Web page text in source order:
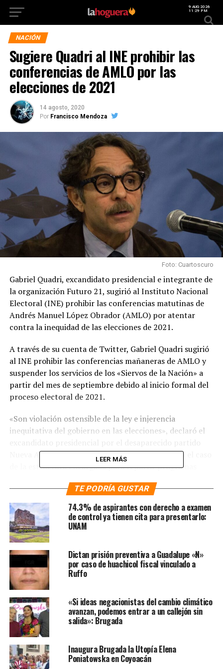
9 AUG 2026
11:29 PM
NACIÓN
Sugiere Quadri al INE prohibir las
conferencias de AMLO por las
elecciones de 2021
14 agosto, 2020
Por Francisco Mendoza
Foto: Cuartoscuro
Gabriel Quadri, excandidato presidencial e integrante de
la organización Futuro 21, sugirió al Instituto Nacional
Electoral (INE) prohibir las conferencias matutinas de
Andrés Manuel López Obrador (AMLO) por atentar
contra la inequidad de las elecciones de 2021.
A través de su cuenta de Twitter, Gabriel Quadri sugirió
al INE prohibir las conferencias mañaneras de AMLO y
suspender los servicios de los «Siervos de la Nación» a
partir del mes de septiembre debido al inicio formal del
proceso electoral de 2021.
«Son violación ostensible de la ley e injerencia
inequitativa del gobierno en las elecciones», declaró el
Nueva Alianza, añadiendo en específico que para el caso
de la estructura encargada para repartir programas
como forjadora del clientelismo electoral.
Te puede interesar:“Me voy
a convertir en guardián
contra el fraude electoral”:
AMLO
Quadri de la Torre forma parte del bloque opositor al
gobierno de la «4T» y uno de los impulsores de un
esfuerzo conjunto para que otros partidos no solo se
queden con las gubernaturas en disputa sino en
específico para arrebatarle a Morena y los partidos
aliados la mayoría en la Cámara de Diputados.
LEER MÁS
TE PODRÍA GUSTAR
74.3% de aspirantes con derecho a examen
de control ya tienen cita para presentarlo:
UNAM
Dictan prisión preventiva a Guadalupe «N»
por caso de huachicol fiscal vinculado a
Ruffo
«Si ideas negacionistas del cambio climático
avanzan, podemos entrar a un callejón sin
salida»: Brugada
Inaugura Brugada la Utopía Elena
Poniatowska en Coyoacán